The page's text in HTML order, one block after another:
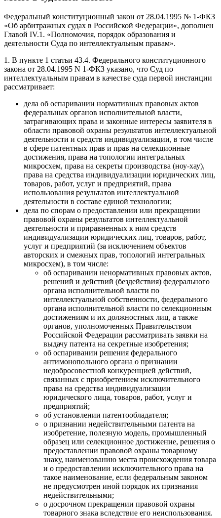
Федеральный конституционный закон от 28.04.1995 № 1-ФКЗ
«Об арбитражных судах в Российской Федерации», дополнен
Главой IV.1. «Полномочия, порядок образования и
деятельности Суда по интеллектуальным правам».
1. В пункте 1 статьи 43.4. Федерального конституционного
закона от 28.04.1995 N 1-ФКЗ указано, что Суд по
интеллектуальным правам в качестве суда первой инстанции
рассматривает:
дела об оспаривании нормативных правовых актов
федеральных органов исполнительной власти,
затрагивающих права и законные интересы заявителя в
области правовой охраны результатов интеллектуальной
деятельности и средств индивидуализации, в том числе
в сфере патентных прав и прав на селекционные
достижения, права на топологии интегральных
микросхем, права на секреты производства (ноу-хау),
права на средства индивидуализации юридических лиц,
товаров, работ, услуг и предприятий, права
использования результатов интеллектуальной
деятельности в составе единой технологии;
дела по спорам о предоставлении или прекращении
правовой охраны результатов интеллектуальной
деятельности и приравненных к ним средств
индивидуализации юридических лиц, товаров, работ,
услуг и предприятий (за исключением объектов
авторских и смежных прав, топологий интегральных
микросхем), в том числе:
об оспаривании ненормативных правовых актов,
решений и действий (бездействия) федерального
органа исполнительной власти по
интеллектуальной собственности, федерального
органа исполнительной власти по селекционным
достижениям и их должностных лиц, а также
органов, уполномоченных Правительством
Российской Федерации рассматривать заявки на
выдачу патента на секретные изобретения;
об оспаривании решения федерального
антимонопольного органа о признании
недобросовестной конкуренцией действий,
связанных с приобретением исключительного
права на средства индивидуализации
юридического лица, товаров, работ, услуг и
предприятий;
об установлении патентообладателя;
о признании недействительными патента на
изобретение, полезную модель, промышленный
образец или селекционное достижение, решения о
предоставлении правовой охраны товарному
знаку, наименованию места происхождения товара
и о предоставлении исключительного права на
такое наименование, если федеральным законом
не предусмотрен иной порядок их признания
недействительными;
о досрочном прекращении правовой охраны
товарного знака вследствие его неиспользования.